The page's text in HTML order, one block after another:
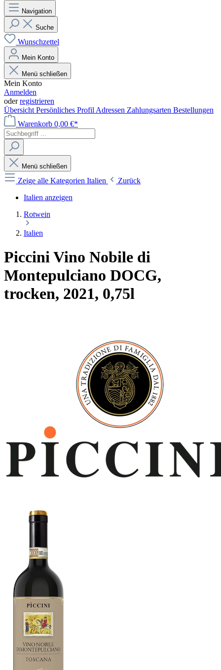
Navigation
Suche
Wunschzettel
Mein Konto
Menü schließen
Mein Konto
Anmelden
oderregistrieren
Übersicht Persönliches Profil Adressen Zahlungsarten Bestellungen
Warenkorb 0,00 €*
Menü schließen
Zeige alle Kategorien Italien
Zurück
Italien anzeigen
Rotwein
Italien
Piccini Vino Nobile di
Montepulciano DOCG,
trocken, 2021, 0,75l